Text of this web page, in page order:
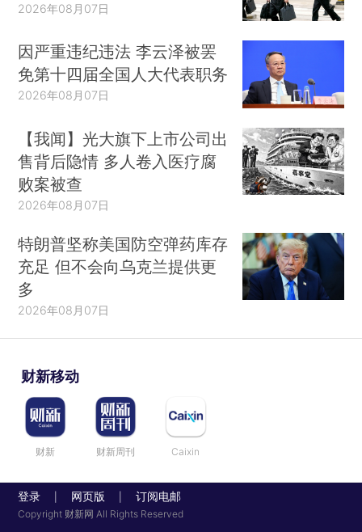
2026年08月07日
因严重违纪违法 李云泽被罢
免第十四届全国人大代表职务
2026年08月07日
【我闻】光大旗下上市公司出
售背后隐情 多人卷入医疗腐
败案被查
2026年08月07日
特朗普坚称美国防空弹药库存
充足 但不会向乌克兰提供更
多
2026年08月07日
财新移动
财新 财新周刊 Caixin
登录 网页版 订阅电邮
Copyright 财新网 All Rights Reserved